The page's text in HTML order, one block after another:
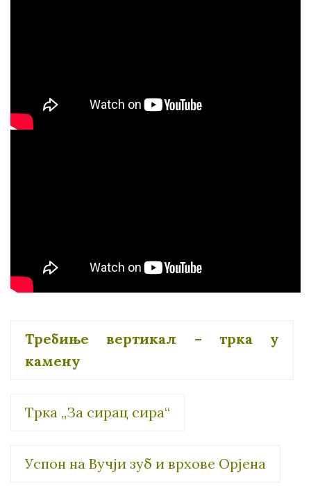
Требиње вертикал – трка у
камену
Трка „За сирац сира“
Успон на Вучји зуб и врхове Орјена